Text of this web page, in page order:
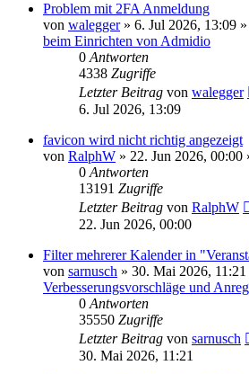
Problem mit 2FA Anmeldung
von walegger» 6. Jul 2026, 13:09
beim Einrichten von Admidio
0 Antworten
4338 Zugriffe
Letzter Beitrag von walegger
6. Jul 2026, 13:09
favicon wird nicht richtig angezeigt
von RalphW » 22. Jun 2026, 00:00
0 Antworten
13191 Zugriffe
Letzter Beitrag von RalphW
22. Jun 2026, 00:00
Filter mehrerer Kalender in
von sarnusch » 30. Mai 2026, 11:21
Verbesserungsvorschläge und
0 Antworten
35550 Zugriffe
Letzter Beitrag von sarnusch
30. Mai 2026, 11:21